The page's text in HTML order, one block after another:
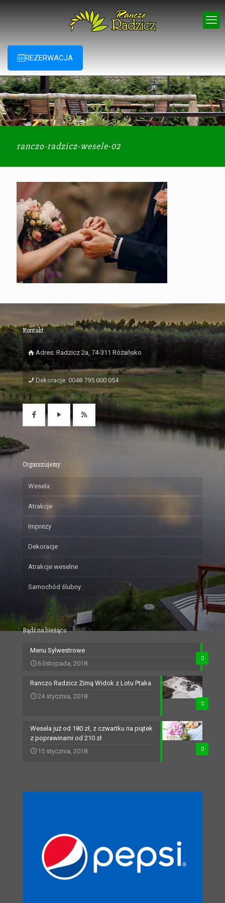
REZERWACJA
ranczo-radzicz-wesele-02
Kontakt
Adres: Radzicz 2a, 74-311 Różańsko
Dekoracje: 0048 795 000 054
Organizujemy
Wesela
Atrakcje
Imprezy
Dekoracje
Atrakcje weselne
Samochód ślubny
Bądź na bieżąco
0
Menu Sylwestrowe
6 listopada, 2018
0
Ranczo Radzicz Zimą Widok z Lotu Ptaka
24 stycznia, 2018
0
Wesela już od 180 zł, z czwartku na piątek
z poprawinami od 210 zł
15 stycznia, 2018